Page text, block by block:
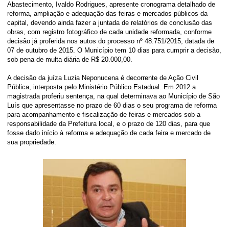
Abastecimento, Ivaldo Rodrigues, apresente cronograma detalhado de
reforma, ampliação e adequação das feiras e mercados públicos da
capital, devendo ainda fazer a juntada de relatórios de conclusão das
obras, com registro fotográfico de cada unidade reformada, conforme
decisão já proferida nos autos do processo nº 48.751/2015, datada de
07 de outubro de 2015. O Município tem 10 dias para cumprir a decisão,
sob pena de multa diária de R$ 20.000,00.
A decisão da juíza Luzia Neponucena é decorrente de Ação Civil
Pública, interposta pelo Ministério Público Estadual. Em 2012 a
magistrada proferiu sentença, na qual determinava ao Município de São
Luís que apresentasse no prazo de 60 dias o seu programa de reforma
para acompanhamento e fiscalização de feiras e mercados sob a
responsabilidade da Prefeitura local, e o prazo de 120 dias, para que
fosse dado início à reforma e adequação de cada feira e mercado de
sua propriedade.